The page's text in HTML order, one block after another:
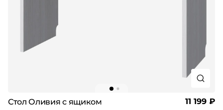
Стол Оливия с ящиком 11 199 ₽